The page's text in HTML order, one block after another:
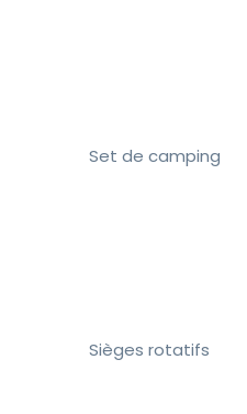
Set de camping
Sièges rotatifs